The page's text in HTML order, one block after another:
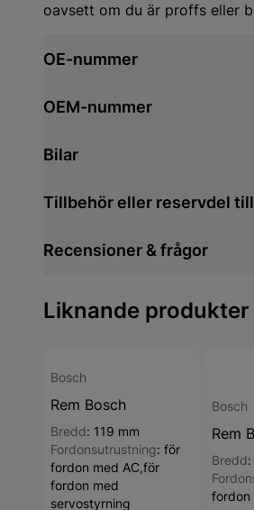
oavsett om du är proffs eller
OE-nummer
OEM-nummer
Bilar
Tillbehör eller reservdel till
Recensioner & frågor
Liknande produkter
Bosch
Rem Bosch
Bredd: 119 mm
Fordonsutrustning: för
fordon med AC,för
fordon med
servostyrning
Bosch
Rem
Bredd:
fordon